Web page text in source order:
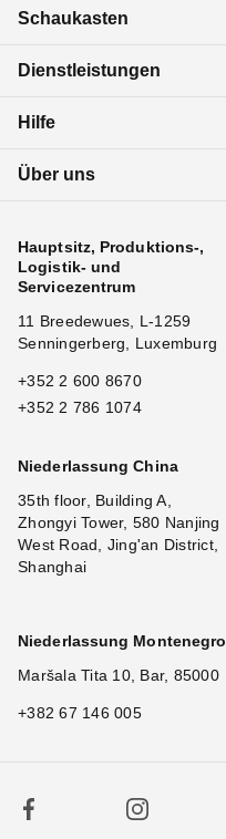
Schaukasten
Dienstleistungen
Hilfe
Über uns
Hauptsitz, Produktions-,
Logistik- und
Servicezentrum
11 Breedewues, L-1259
Senningerberg, Luxemburg
+352 2 600 8670
+352 2 786 1074
Niederlassung China
35th floor, Building A,
Zhongyi Tower, 580 Nanjing
West Road, Jing'an District,
Shanghai
Niederlassung Montenegro
Maršala Tita 10, Bar, 85000
+382 67 146 005